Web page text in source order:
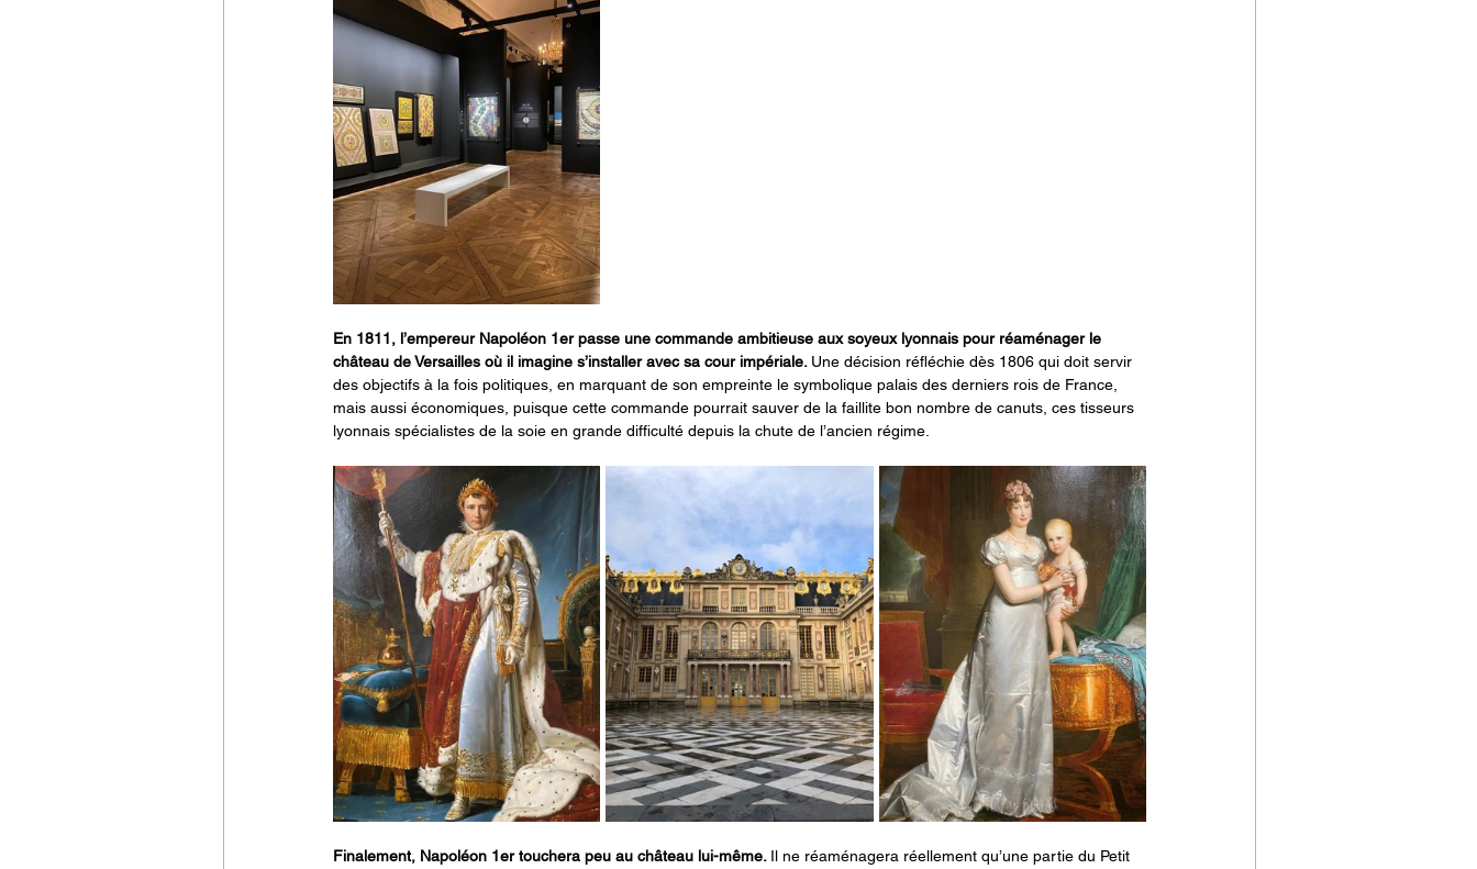
En 1811, l’empereur Napoléon 1er passe une commande ambitieuse aux soyeux lyonnais pour réaménager le
château de Versailles où il imagine s’installer avec sa cour impériale. Une décision réfléchie dès 1806 qui doit servir
des objectifs à la fois politiques, en marquant de son empreinte le symbolique palais des derniers rois de France,
mais aussi économiques, puisque cette commande pourrait sauver de la faillite bon nombre de canuts, ces tisseurs
lyonnais spécialistes de la soie en grande difficulté depuis la chute de l’ancien régime.
Finalement, Napoléon 1er touchera peu au château lui-même. Il ne réaménagera réellement qu’une partie du Petit